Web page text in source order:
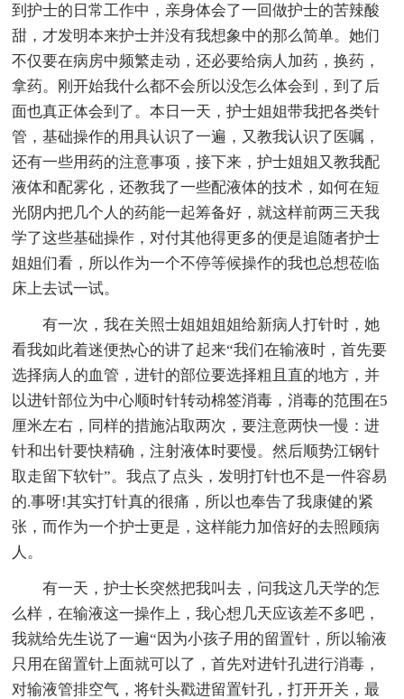
到护士的日常工作中，亲身体会了一回做护士的苦辣酸
甜，才发明本来护士并没有我想象中的那么简单。她们
不仅要在病房中频繁走动，还必要给病人加药，换药，
拿药。刚开始我什么都不会所以没怎么体会到，到了后
面也真正体会到了。本日一天，护士姐姐带我把各类针
管，基础操作的用具认识了一遍，又教我认识了医嘱，
还有一些用药的注意事项，接下来，护士姐姐又教我配
液体和配雾化，还教我了一些配液体的技术，如何在短
光阴内把几个人的药能一起筹备好，就这样前两三天我
学了这些基础操作，对付其他得更多的便是追随者护士
姐姐们看，所以作为一个不停等候操作的我也总想莅临
床上去试一试。
有一次，我在关照士姐姐姐姐给新病人打针时，她
看我如此着迷便热心的讲了起来“我们在输液时，首先要
选择病人的血管，进针的部位要选择粗且直的地方，并
以进针部位为中心顺时针转动棉签消毒，消毒的范围在5
厘米左右，同样的措施沾取两次，要注意两快一慢：进
针和出针要快精确，注射液体时要慢。然后顺势江钢针
取走留下软针”。我点了点头，发明打针也不是一件容易
的.事呀!其实打针真的很痛，所以也奉告了我康健的紧
张，而作为一个护士更是，这样能力加倍好的去照顾病
人。
有一天，护士长突然把我叫去，问我这几天学的怎
么样，在输液这一操作上，我心想几天应该差不多吧，
我就给先生说了一遍“因为小孩子用的留置针，所以输液
只用在留置针上面就可以了，首先对进针孔进行消毒，
对输液管排空气，将针头戳进留置针孔，打开开关，最